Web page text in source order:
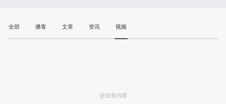
全部 播客 文章 资讯 视频
还没有内容